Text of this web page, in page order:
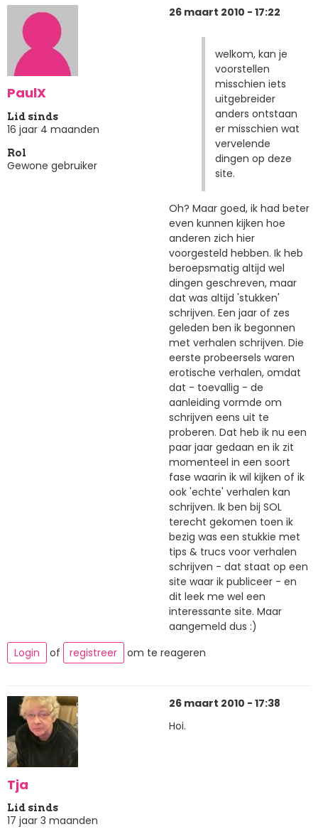
PaulX
Lid sinds
16 jaar 4 maanden
Rol
Gewone gebruiker
26 maart 2010 - 17:22
welkom, kan je
voorstellen
misschien iets
uitgebreider
anders ontstaan
er misschien wat
vervelende
dingen op deze
site.
Oh? Maar goed, ik had beter
even kunnen kijken hoe
anderen zich hier
voorgesteld hebben. Ik heb
beroepsmatig altijd wel
dingen geschreven, maar
dat was altijd 'stukken'
schrijven. Een jaar of zes
geleden ben ik begonnen
met verhalen schrijven. Die
eerste probeersels waren
erotische verhalen, omdat
dat - toevallig - de
aanleiding vormde om
schrijven eens uit te
proberen. Dat heb ik nu een
paar jaar gedaan en ik zit
momenteel in een soort
fase waarin ik wil kijken of ik
ook 'echte' verhalen kan
schrijven. Ik ben bij SOL
terecht gekomen toen ik
bezig was een stukkie met
tips & trucs voor verhalen
schrijven - dat staat op een
site waar ik publiceer - en
dit leek me wel een
interessante site. Maar
aangemeld dus :)
Login
of registreer om te reageren
Tja
Lid sinds
17 jaar 3 maanden
26 maart 2010 - 17:38
Hoi.